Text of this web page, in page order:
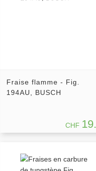
Fraise flamme - Fig.
194AU, BUSCH
CHF